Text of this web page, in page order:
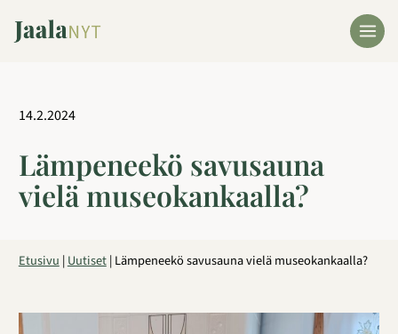
sisältöön
14.2.2024
Lämpeneekö savusauna
vielä museokankaalla?
Etusivu|Uutiset|Lämpeneekö savusauna vielä museokankaalla?